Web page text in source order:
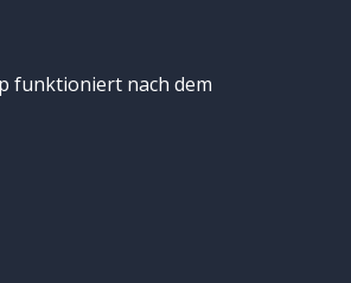
funktioniert nach dem